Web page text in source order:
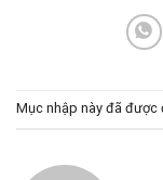
Mục nhập này đã được